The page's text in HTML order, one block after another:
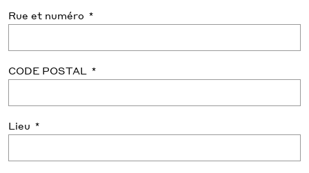
Rue et numéro
CODE POSTAL
Lieu